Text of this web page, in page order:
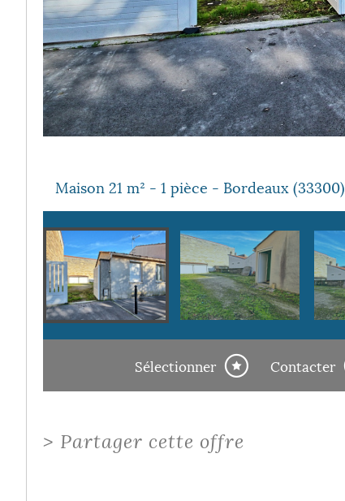
Maison 21 m² - 1 pièce - Bordeaux (33300)
Sélectionner Contacter
> Partager cette offre